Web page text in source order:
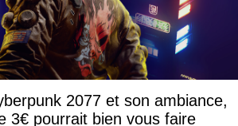
2077 et son ambiance,
3€ pourrait bien vous faire